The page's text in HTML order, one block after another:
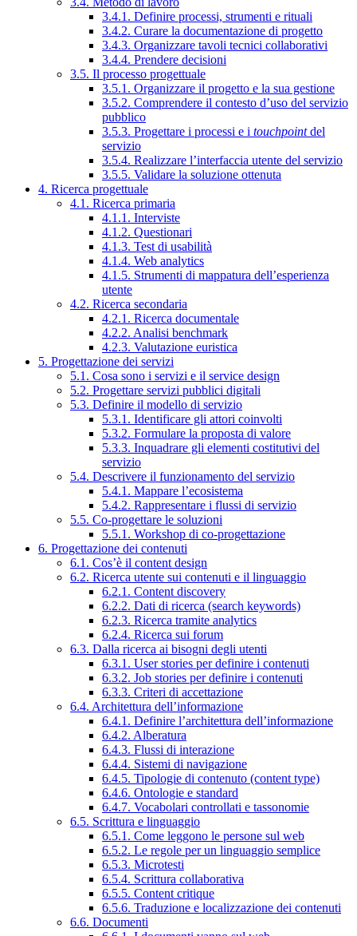
3.4.1. Definire processi, strumenti e rituali
3.4.2. Curare la documentazione di progetto
3.4.3. Organizzare tavoli tecnici collaborativi
3.4.4. Prendere decisioni
3.5. Il processo progettuale
3.5.1. Organizzare il progetto e la sua gestione
3.5.2. Comprendere il contesto d’uso del servizio
pubblico
3.5.3. Progettare i processi e i touchpointdel
servizio
3.5.4. Realizzare l’interfaccia utente del servizio
3.5.5. Validare la soluzione ottenuta
4. Ricerca progettuale
4.1. Ricerca primaria
4.1.1. Interviste
4.1.2. Questionari
4.1.3. Test di usabilità
4.1.4. Web analytics
4.1.5. Strumenti di mappatura dell’esperienza
utente
4.2. Ricerca secondaria
4.2.1. Ricerca documentale
4.2.2. Analisi benchmark
4.2.3. Valutazione euristica
5. Progettazione dei servizi
5.1. Cosa sono i servizi e il service design
5.2. Progettare servizi pubblici digitali
5.3. Definire il modello di servizio
5.3.1. Identificare gli attori coinvolti
5.3.2. Formulare la proposta di valore
5.3.3. Inquadrare gli elementi costitutivi del
servizio
5.4. Descrivere il funzionamento del servizio
5.4.1. Mappare l’ecosistema
5.4.2. Rappresentare i flussi di servizio
5.5. Co-progettare le soluzioni
5.5.1. Workshop di co-progettazione
6. Progettazione dei contenuti
6.1. Cos’è il content design
6.2. Ricerca utente sui contenuti e il linguaggio
6.2.1. Content discovery
6.2.2. Dati di ricerca (search keywords)
6.2.3. Ricerca tramite analytics
6.2.4. Ricerca sui forum
6.3. Dalla ricerca ai bisogni degli utenti
6.3.1. User stories per definire i contenuti
6.3.2. Job stories per definire i contenuti
6.3.3. Criteri di accettazione
6.4. Architettura dell’informazione
6.4.1. Definire l’architettura dell’informazione
6.4.2. Alberatura
6.4.3. Flussi di interazione
6.4.4. Sistemi di navigazione
6.4.5. Tipologie di contenuto (content type)
6.4.6. Ontologie e standard
6.4.7. Vocabolari controllati e tassonomie
6.5. Scrittura e linguaggio
6.5.1. Come leggono le persone sul web
6.5.2. Le regole per un linguaggio semplice
6.5.3. Microtesti
6.5.4. Scrittura collaborativa
6.5.5. Content critique
6.5.6. Traduzione e localizzazione dei contenuti
6.6. Documenti